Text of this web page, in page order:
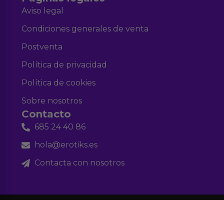
Aviso legal
Condiciones generales de venta
Postventa
Política de privacidad
Política de cookies
Sobre nosotros
Contacto
685 24 40 86
hola@erotiks.es
Contacta con nosotros